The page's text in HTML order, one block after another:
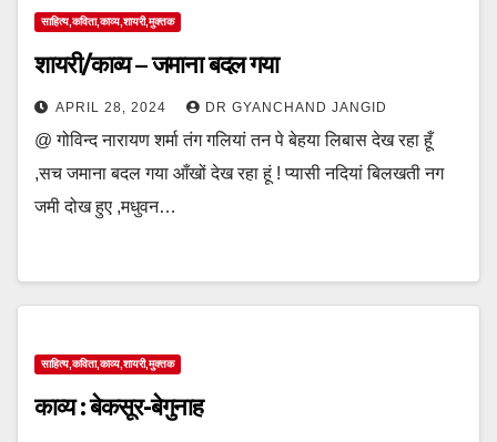
साहित्य,कविता,काव्य,शायरी,मुक्तक
शायरी/काव्य – जमाना बदल गया
APRIL 28, 2024 DR GYANCHAND JANGID
@ गोविन्द नारायण शर्मा तंग गलियां तन पे बेहया लिबास देख रहा हूँ
,सच जमाना बदल गया आँखों देख रहा हूं ! प्यासी नदियां बिलखती नग
जमी दोख हुए ,मधुवन…
साहित्य,कविता,काव्य,शायरी,मुक्तक
काव्य : बेकसूर-बेगुनाह